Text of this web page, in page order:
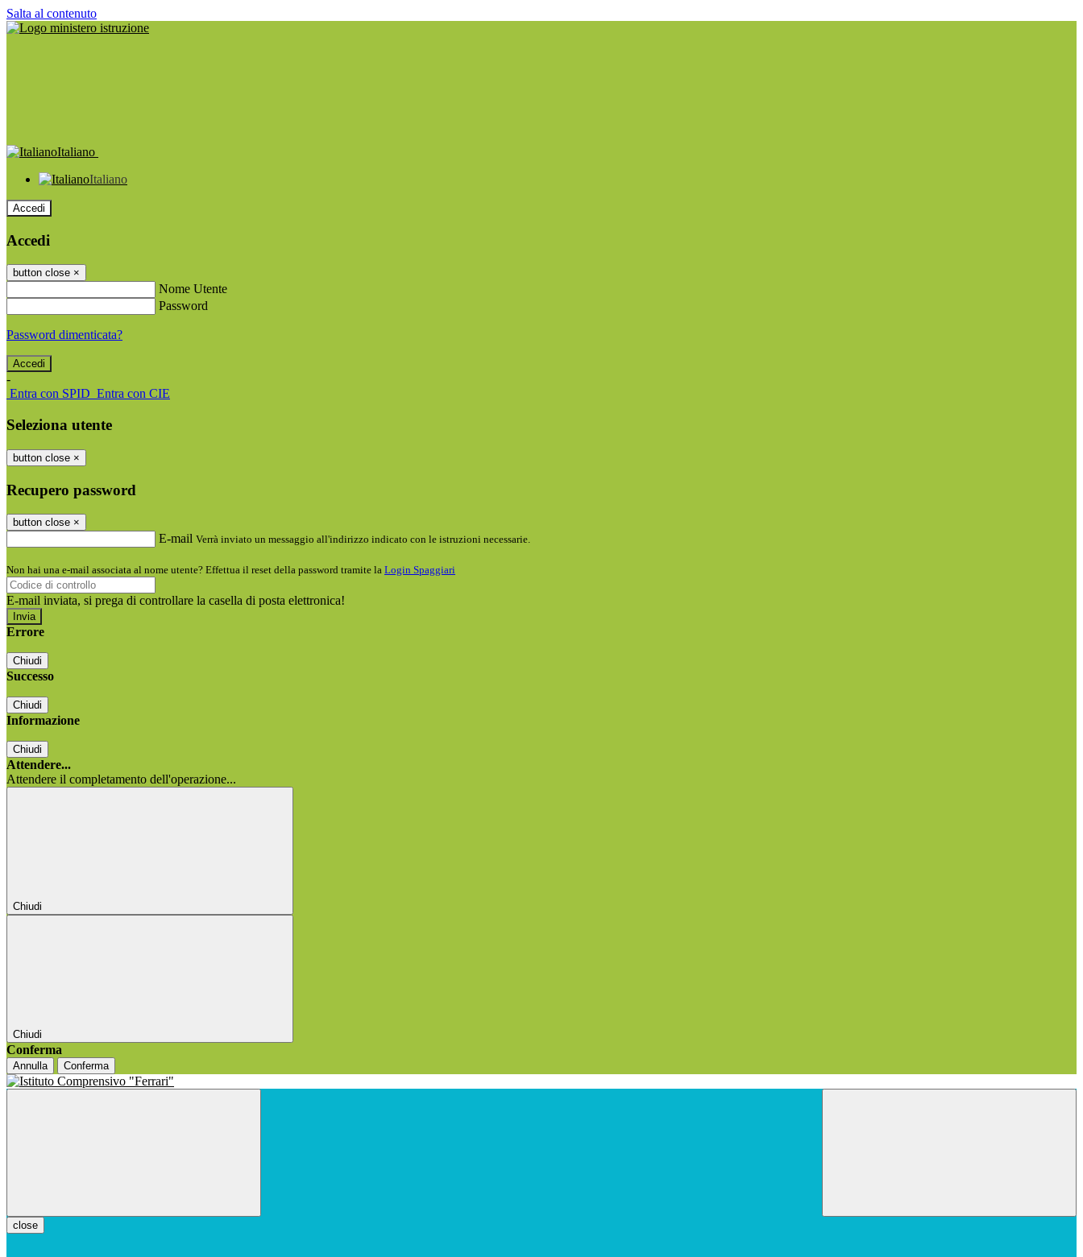
Salta al contenuto
Italiano
Italiano
Accedi
Accedi
button close ×
Nome Utente
Password
Password dimenticata?
-
Entra con SPID Entra con CIE
Seleziona utente
button close ×
Recupero password
button close ×
E-mail Verrà inviato un messaggio all'indirizzo indicato con le istruzioni necessarie.
Non hai una e-mail associata al nome utente? Effettua il reset della password tramite la Login Spaggiari
E-mail inviata, si prega di controllare la casella di posta elettronica!
Errore
Chiudi
Successo
Chiudi
Informazione
Chiudi
Attendere...
Attendere il completamento dell'operazione...
Chiudi
Chiudi
Conferma
Annulla Conferma
close